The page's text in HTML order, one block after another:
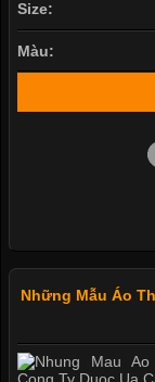
Size:
Màu:
Những Mẫu Áo